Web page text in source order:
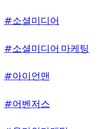
#소셜미디어
#소셜미디어 마케팅
#아이언맨
#어벤저스